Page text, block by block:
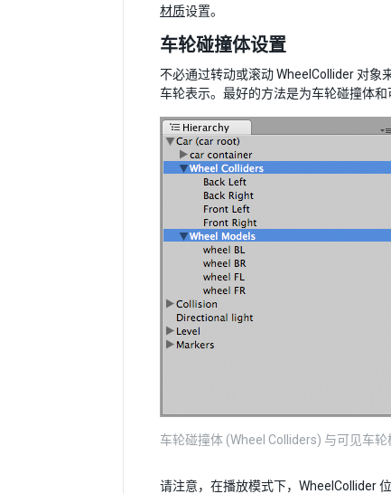
材质设置。
车轮碰撞体设置
不必通过转动或滚动 WheelCollider 对象
车轮表示。最好的方法是为车轮碰撞体和
车轮碰撞体 (Wheel Colliders) 与可见车
请注意，在播放模式下，WheelCollider